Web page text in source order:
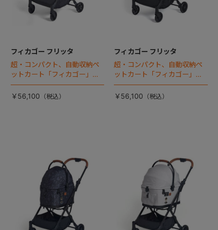
フィカゴー フリッタ
超・コンパクト、自動収納ペ
ットカート「フィカゴー」に
キャビン着脱タイプが新登
場！
￥56,100
フィカゴー フリッタ
超・コンパクト、自動収納ペ
ットカート「フィカゴー」に
キャビン着脱タイプが新登
場！
￥56,100